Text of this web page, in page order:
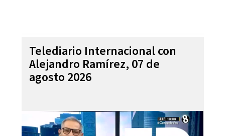
Telediario Internacional con
Alejandro Ramírez, 07 de
agosto 2026